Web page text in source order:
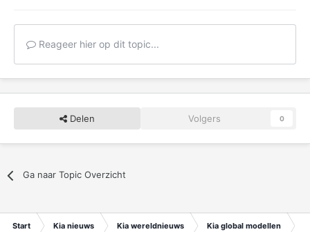
Reageer hier op dit topic...
Delen Volgers 0
Ga naar Topic Overzicht
Start Kia nieuws Kia wereldnieuws Kia global modellen